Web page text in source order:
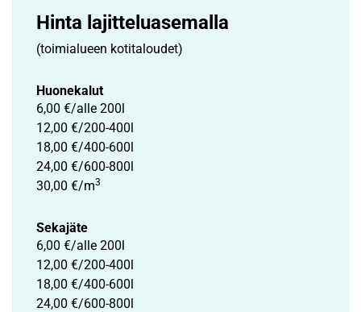
Hinta lajittelu­asemalla
(toimialueen kotitaloudet)
Huonekalut
6,00 €/alle 200l
12,00 €/200-400l
18,00 €/400-600l
24,00 €/600-800l
30,00 €/m3
Sekajäte
6,00 €/alle 200l
12,00 €/200-400l
18,00 €/400-600l
24,00 €/600-800l